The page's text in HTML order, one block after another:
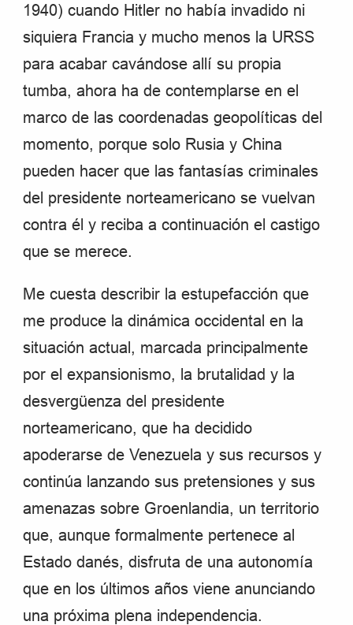
1940) cuando Hitler no había invadido ni
siquiera Francia y mucho menos la URSS
para acabar cavándose allí su propia
tumba, ahora ha de contemplarse en el
marco de las coordenadas geopolíticas del
momento, porque solo Rusia y China
pueden hacer que las fantasías criminales
del presidente norteamericano se vuelvan
contra él y reciba a continuación el castigo
que se merece.
Me cuesta describir la estupefacción que
me produce la dinámica occidental en la
situación actual, marcada principalmente
por el expansionismo, la brutalidad y la
desvergüenza del presidente
norteamericano, que ha decidido
apoderarse de Venezuela y sus recursos y
continúa lanzando sus pretensiones y sus
amenazas sobre Groenlandia, un territorio
que, aunque formalmente pertenece al
Estado danés, disfruta de una autonomía
que en los últimos años viene anunciando
una próxima plena independencia.